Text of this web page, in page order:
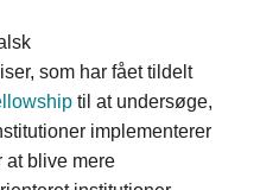
som har fået tildelt
til at undersøge,
implementerer
at blive mere